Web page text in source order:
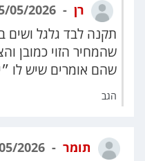
רן
תקנה לבד גלגל ושים
שהמחיר הזוי כמובן
שהם אומרים שיש לו
הגב
תומר